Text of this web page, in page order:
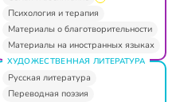
Психология и терапия
Материалы о благотворительности
Материалы на иностранных языках
ХУДОЖЕСТВЕННАЯ ЛИТЕРАТУРА
Русская литература
Переводная поэзия